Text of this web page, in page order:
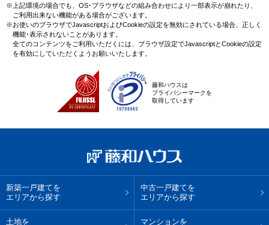
※上記環境の場合でも、OS･ブラウザなどの組み合わせにより一部表示が崩れたり、
ご利用出来ない機能がある場合がございます。
※お使いのブラウザでJavascriptおよびCookieの設定を無効にされている場合、正しく
機能･表示されないことがあります。
全てのコンテンツをご利用いただくには、ブラウザ設定でJavascriptとCookieの設定
を有効にしていただくようお願いいたします。
藤和ハウスは
プライバシーマークを
取得しています
新築一戸建てを
エリアから探す
中古一戸建てを
エリアから探す
土地を
マンションを